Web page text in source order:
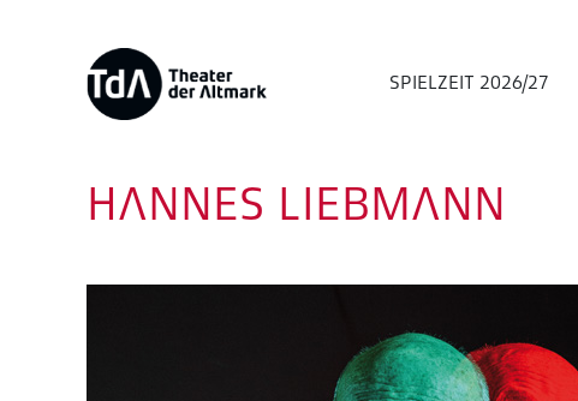
SPIELZEIT 2026/27
HANNES LIEBMANN